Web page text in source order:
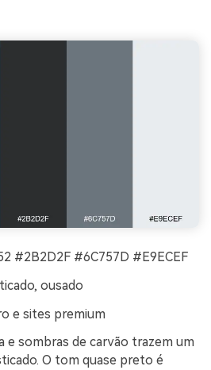
#2B2D2F #6C757D #E9ECEF
ousado
e sites premium
e sombras de carvão trazem um
O tom quase preto é